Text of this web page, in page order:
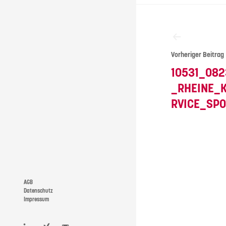
Vorheriger Beitrag
AGB
Datenschutz
Impressum